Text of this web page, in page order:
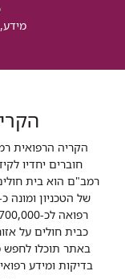
הקריה הרפואית
חוברים יחדיו
רמב"ם הוא בית
כבית חולים על אזורי עבור 12 בתי חולים
באתר תוכלו לחפש
בדיקות ומידע